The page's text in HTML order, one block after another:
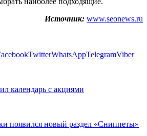
Источник: www.seonews.ru
TwitterWhatsAppTelegramViber
календарь с акциями
появился новый раздел «Сниппеты»